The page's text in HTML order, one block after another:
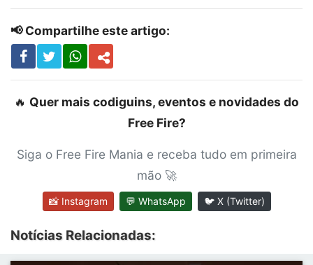
📢 Compartilhe este artigo:
🔥 Quer mais codiguins, eventos e novidades do
Free Fire?
Siga o Free Fire Mania e receba tudo em primeira
mão 🚀
📸 Instagram 💬 WhatsApp 🐦 X (Twitter)
Notícias Relacionadas: